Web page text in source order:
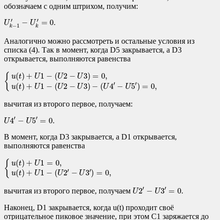
обозначаем с одним штрихом, получим:
U ′
k−1 − U ′
k = 0.
U −Uk 0.
Аналогично можно рассмотреть и остальные условия из
списка (4). Так в момент, когда D5 закрывается, а D3
открывается, выполняются равенства
{ u(t) + U1 − (U2 − U3) = 0,
u(t) + U1 − (U2 − U3) − (U4′ − U5′) = 0,
{u )+U 1 −(U U3)= u(t)+ −
вычитая из второго первое, получаем:
U4′ − U5′ = 0.
U U5′
В момент, когда D3 закрывается, а D1 открывается,
выполняются равенства
{ u(t) + U1 = 0,
u(t) + U1 − (U2′ − U3′) = 0,
{u )+U 1 =0, +U
вычитая из второго первое, получаем U2′ − U3′ = 0.
U2′ 3′=0.
Наконец, D1 закрывается, когда u(t) проходит своё
отрицательное пиковое значение, при этом C1 заряжается до